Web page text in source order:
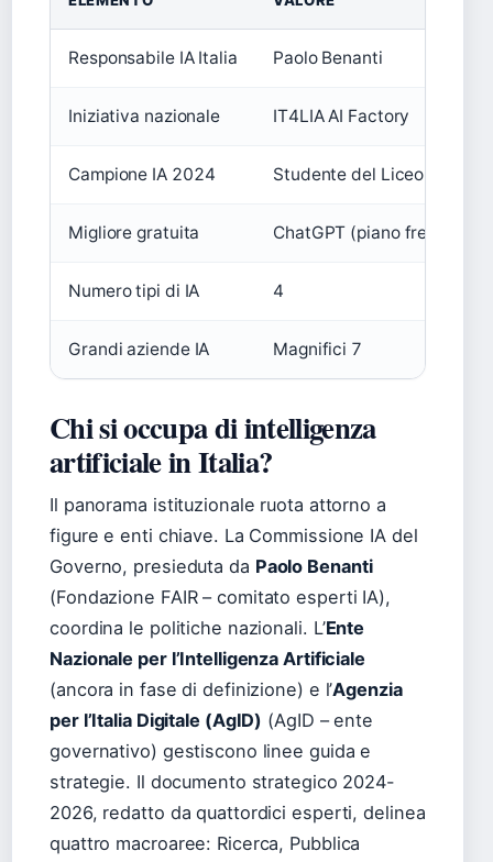
Responsabile IA Italia Paolo Benanti
Iniziativa nazionale IT4LIA AI Factory
Campione IA 2024 Studente del Liceo Banfi
Migliore gratuita ChatGPT (piano free)
Numero tipi di IA 4
Grandi aziende IA Magnifici 7
Chi si occupa di intelligenza
artificiale in Italia?
Il panorama istituzionale ruota attorno a
figure e enti chiave. La Commissione IA del
Governo, presieduta da Paolo Benanti
(Fondazione FAIR – comitato esperti IA),
coordina le politiche nazionali. L’Ente
Nazionale per l’Intelligenza Artificiale
(ancora in fase di definizione) e l’Agenzia
per l’Italia Digitale (AgID) (AgID – ente
governativo) gestiscono linee guida e
strategie. Il documento strategico 2024-
2026, redatto da quattordici esperti, delinea
quattro macroaree: Ricerca, Pubblica